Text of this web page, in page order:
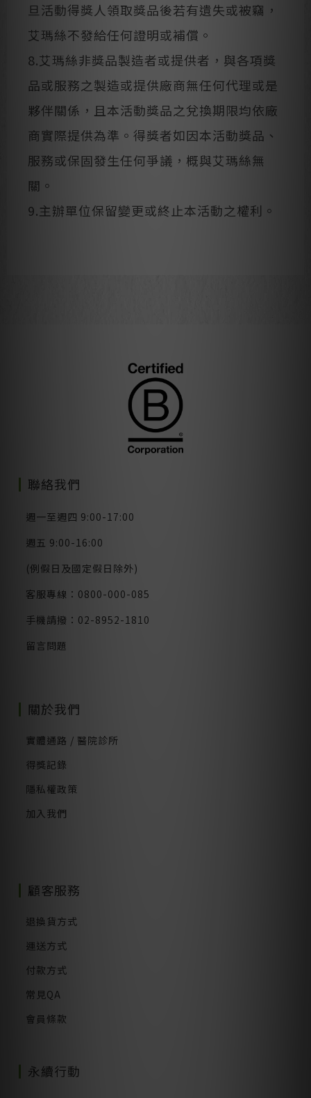
旦活動得獎人領取獎品後若有遺失或被竊，
艾瑪絲不發給任何證明或補償。
8.艾瑪絲非獎品製造者或提供者，與各項獎
品或服務之製造或提供廠商無任何代理或是
夥伴關係，且本活動獎品之兌換期限均依廠
商實際提供為準。得獎者如因本活動獎品、
服務或保固發生任何爭議，概與艾瑪絲無
關。
9.主辦單位保留變更或終止本活動之權利。
聯絡我們
週一至週四 9:00-17:00
週五 9:00-16:00
(例假日及國定假日除外)
客服專線：0800-000-085
手機請撥：02-8952-1810
留言問題
關於我們
實體通路 / 醫院診所
得獎記錄
隱私權政策
加入我們
顧客服務
退換貨方式
運送方式
付款方式
常見QA
會員條款
永續行動